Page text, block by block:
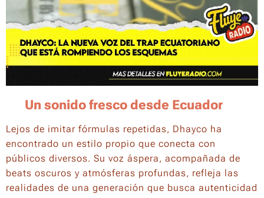
Un sonido fresco desde Ecuador
Lejos de imitar fórmulas repetidas, Dhayco ha
encontrado un estilo propio que conecta con
públicos diversos. Su voz áspera, acompañada de
beats oscuros y atmósferas profundas, refleja las
realidades de una generación que busca autenticidad